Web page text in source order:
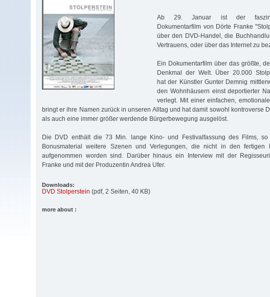
Ab 29. Januar ist der
Dokumentarfilm von Dörte Franke
über den DVD-Handel, die
Vertrauens, oder über das Internet zu
Ein Dokumentarfilm über das größte,
Denkmal der Welt. Über 20.000
hat der Künstler Gunter Demnig
den Wohnhäusern einst deportierter
verlegt. Mit einer einfachen,
bringt er ihre Namen zurück in unseren Alltag und hat damit sowohl kontroverse
als auch eine immer größer werdende Bürgerbewegung ausgelöst.
Die DVD enthält die 73 Min. lange Kino- und Festivalfassung des Films,
Bonusmaterial weitere Szenen und Verlegungen, die nicht in den fertigen
aufgenommen worden sind. Darüber hinaus ein Interview mit der
Franke und mit der Produzentin Andrea Ufer.
Downloads:
DVD Stolperstein (pdf, 2 Seiten, 40 KB)
more about :